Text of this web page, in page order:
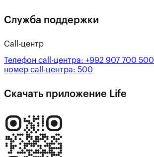
Служба поддержки
Call-центр
Телефон call-центра: +992 907 700 500
номер call-центра: 500
Скачать приложение Life